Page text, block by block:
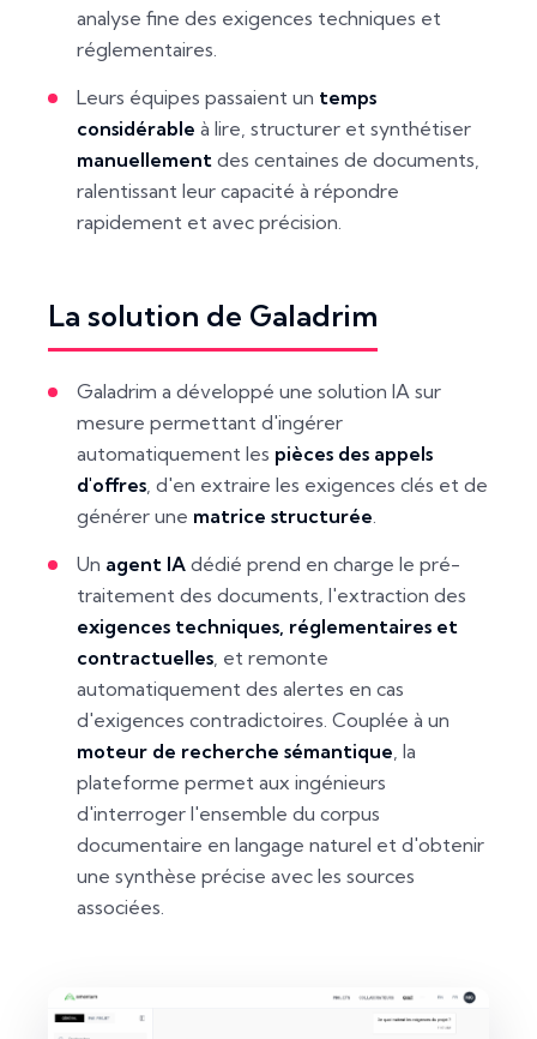
analyse fine des exigences techniques et
réglementaires.
Leurs équipes passaient un temps
considérable à lire, structurer et synthétiser
manuellement des centaines de documents,
ralentissant leur capacité à répondre
rapidement et avec précision.
La solution de Galadrim
Galadrim a développé une solution IA sur
mesure permettant d'ingérer
automatiquement les pièces des appels
d'offres, d'en extraire les exigences clés et de
générer une matrice structurée.
Un agent IA dédié prend en charge le pré-
traitement des documents, l'extraction des
exigences techniques, réglementaires et
contractuelles, et remonte
automatiquement des alertes en cas
d'exigences contradictoires. Couplée à un
moteur de recherche sémantique, la
plateforme permet aux ingénieurs
d'interroger l'ensemble du corpus
documentaire en langage naturel et d'obtenir
une synthèse précise avec les sources
associées.